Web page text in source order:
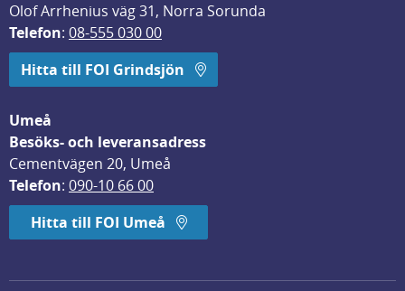
Olof Arrhenius väg 31, Norra Sorunda
Telefon: 08-555 030 00
Hitta till FOI Grindsjön
Umeå
Besöks- och leveransadress
Cementvägen 20, Umeå
Telefon: 090-10 66 00
Hitta till FOI Umeå